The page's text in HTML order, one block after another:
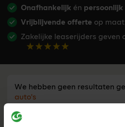
Onafhankelijk én persoonlijk
Vrijblijvende offerte op maat
Zakelijke leaserijders geven
We hebben geen resultaten
auto's